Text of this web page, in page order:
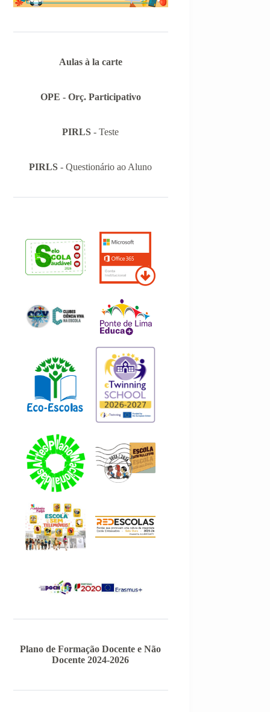
Aulas à la carte
OPE - Orç. Participativo
PIRLS - Teste
PIRLS - Questionário ao Aluno
Plano de Formação Docente e Não
Docente 2024-2026